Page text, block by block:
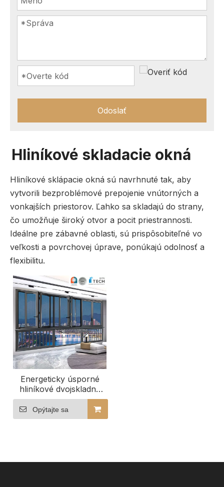
Odoslať
Hliníkové skladacie okná
Hliníkové sklápacie okná sú navrhnuté tak, aby
vytvorili bezproblémové prepojenie vnútorných a
vonkajších priestorov. Ľahko sa skladajú do strany,
čo umožňuje široký otvor a pocit priestrannosti.
Ideálne pre zábavné oblasti, sú prispôsobiteľné vo
veľkosti a povrchovej úprave, ponúkajú odolnosť a
flexibilitu.
Energeticky úsporné
hliníkové dvojskladné
sklo pre moderné
priestory
Opýtajte sa